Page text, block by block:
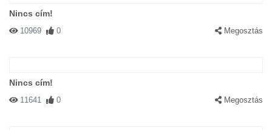
Nincs cím!
10969 0 Megosztás
Nincs cím!
11641 0 Megosztás